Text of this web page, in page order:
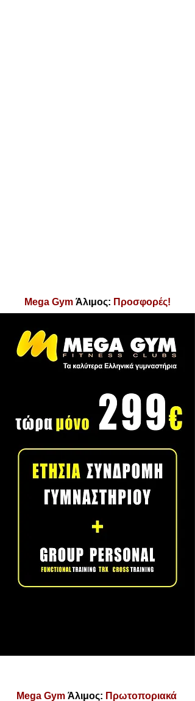
Mega Gym Άλιμος: Προσφορές!
Mega Gym Άλιμος: Πρωτοποριακά